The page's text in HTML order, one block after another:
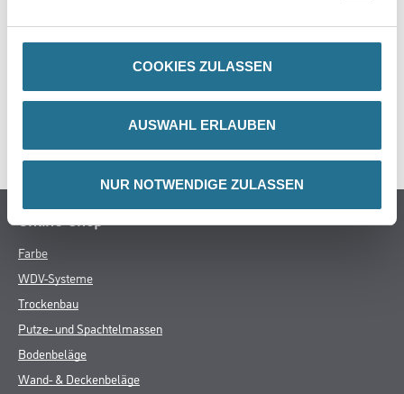
COOKIES ZULASSEN
AUSWAHL ERLAUBEN
NUR NOTWENDIGE ZULASSEN
DATENBLÄTTER
Online-Shop
Farbe
WDV-Systeme
Trockenbau
Putze- und Spachtelmassen
Bodenbeläge
Wand- & Deckenbeläge